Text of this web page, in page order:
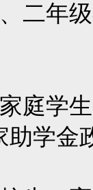
二年
庭学
学金